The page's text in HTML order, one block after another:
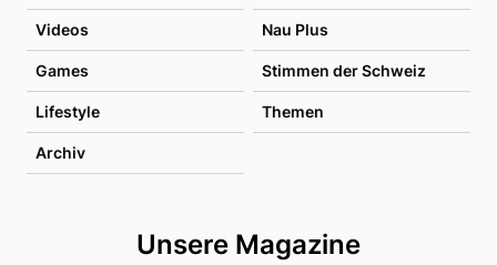
Videos Nau Plus
Games Stimmen der Schweiz
Lifestyle Themen
Archiv
Unsere Magazine